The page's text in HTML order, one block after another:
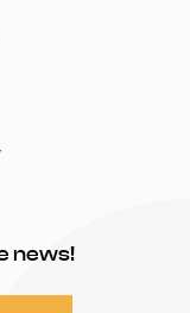
news!